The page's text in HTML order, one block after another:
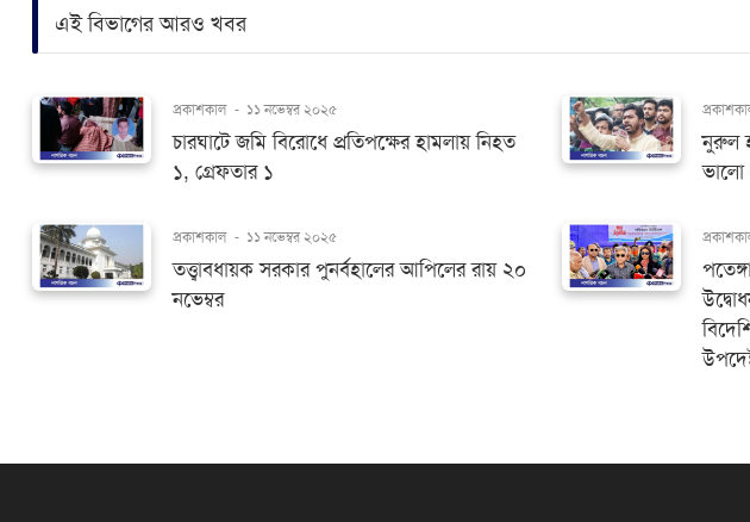
এই বিভাগের আরও খবর
প্রকাশকাল - ১১ নভেম্বর ২০২৫
চারঘাটে জমি বিরোধে প্রতিপক্ষের হামলায় নিহত
১, গ্রেফতার ১
নুরুল
ভালো
প্রকাশকাল - ১১ নভেম্বর ২০২৫
তত্ত্বাবধায়ক সরকার পুনর্বহালের আপিলের রায় ২০
নভেম্বর